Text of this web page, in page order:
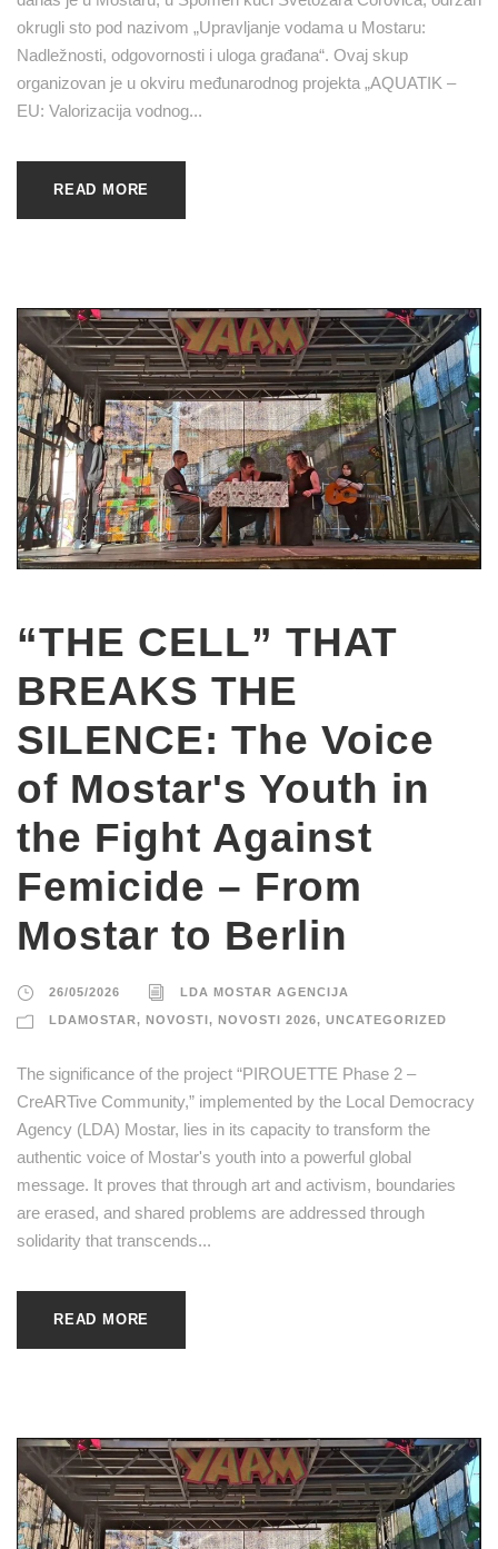
okrugli sto pod nazivom „Upravljanje vodama u Mostaru:
Nadležnosti, odgovornosti i uloga građana“. Ovaj skup
organizovan je u okviru međunarodnog projekta „AQUATIK –
EU: Valorizacija vodnog...
READ MORE
“THE CELL” THAT
BREAKS THE
SILENCE: The Voice
of Mostar's Youth in
the Fight Against
Femicide – From
Mostar to Berlin
26/05/2026 LDA MOSTAR AGENCIJA
LDAMOSTAR, NOVOSTI, NOVOSTI 2026, UNCATEGORIZED
The significance of the project “PIROUETTE Phase 2 –
CreARTive Community,” implemented by the Local Democracy
Agency (LDA) Mostar, lies in its capacity to transform the
authentic voice of Mostar's youth into a powerful global
message. It proves that through art and activism, boundaries
are erased, and shared problems are addressed through
solidarity that transcends...
READ MORE